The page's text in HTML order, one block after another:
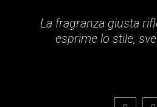
La fragranza giusta
esprime lo stile,